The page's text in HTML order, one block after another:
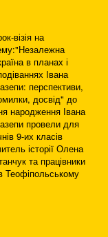
візія на
в планах і
Івана
перспективи,
досвід" до
народження Івана
провели для
9-их класів
історії Олена
та працівники
Теофіпольському